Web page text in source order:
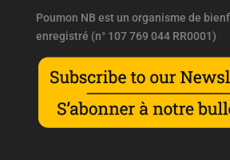
Poumon NB est un organisme de
enregistré (n° 107 769 044 RR0001)